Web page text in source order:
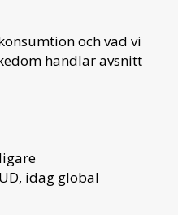
och vad vi
handlar avsnitt
idag global